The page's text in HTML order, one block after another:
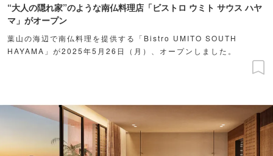
“大人の隠れ家”のような南仏料理店「ビストロ ウミト サウス ハヤ
マ」がオープン
葉山の海辺で南仏料理を提供する「Bistro UMITO SOUTH
HAYAMA」が2025年5月26日（月）、オープンしました。